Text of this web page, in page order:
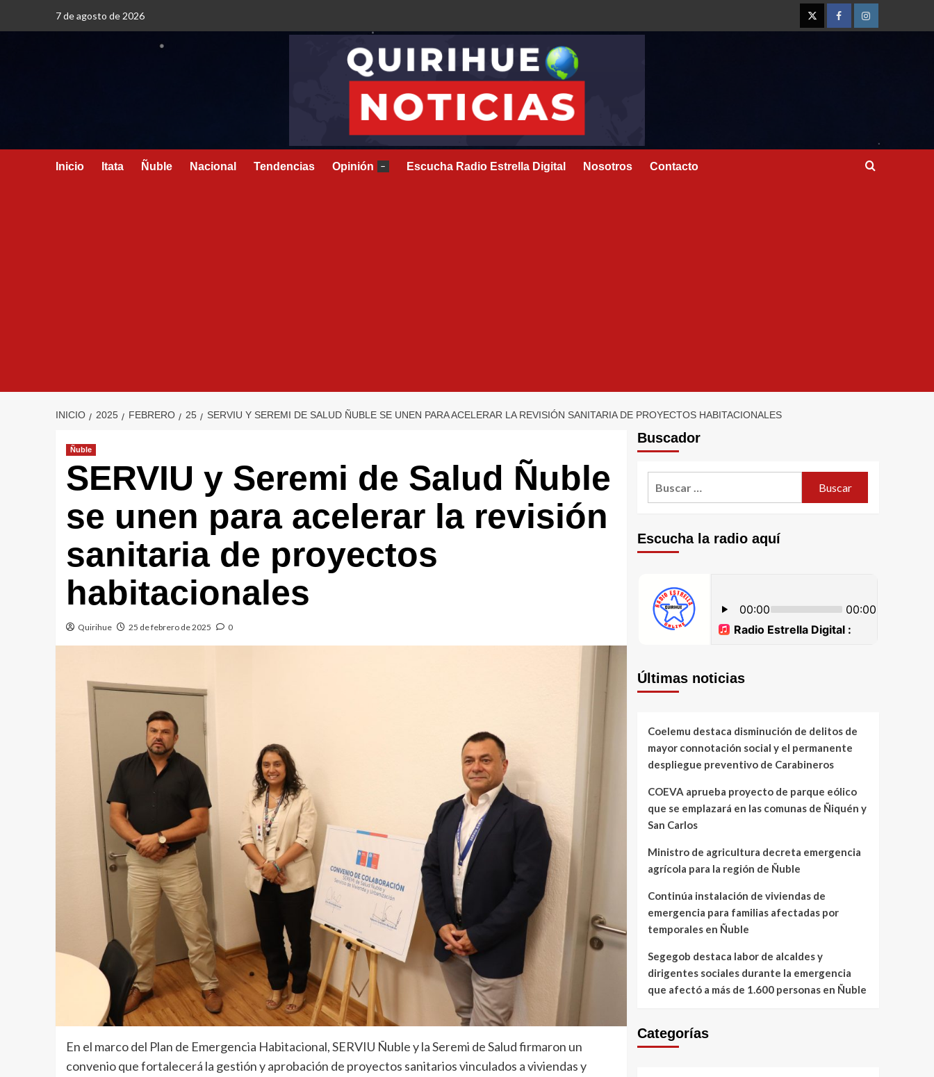
7 de agosto de 2026
Inicio Itata Ñuble Nacional Tendencias Opinión – Escucha Radio Estrella Digital Nosotros Contacto
INICIO 2025 FEBRERO 25 SERVIU Y SEREMI DE SALUD ÑUBLE SE UNEN PARA ACELERAR LA REVISIÓN SANITARIA DE PROYECTOS HABITACIONALES
Ñuble
SERVIU y Seremi de Salud Ñuble
se unen para acelerar la revisión
sanitaria de proyectos
habitacionales
Quirihue 25 de febrero de 2025 0
En el marco del Plan de Emergencia Habitacional, SERVIU Ñuble y la Seremi de Salud firmaron un
convenio que fortalecerá la gestión y aprobación de proyectos sanitarios vinculados a viviendas y
Buscador
Escucha la radio aquí
Últimas noticias
Coelemu destaca disminución de delitos de
mayor connotación social y el permanente
despliegue preventivo de Carabineros
COEVA aprueba proyecto de parque eólico
que se emplazará en las comunas de Ñiquén y
San Carlos
Ministro de agricultura decreta emergencia
agrícola para la región de Ñuble
Continúa instalación de viviendas de
emergencia para familias afectadas por
temporales en Ñuble
Segegob destaca labor de alcaldes y
dirigentes sociales durante la emergencia
que afectó a más de 1.600 personas en Ñuble
Categorías